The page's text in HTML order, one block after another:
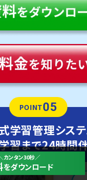
POINT05
学習管理シス
習まで24時間
カンタン30秒／
をダウンロード